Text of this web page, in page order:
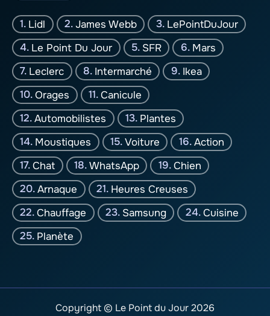
Lidl James Webb
LePointDuJour
Le Point Du Jour
SFR
Mars
Leclerc
Intermarché
Ikea
Orages
Canicule
Automobilistes
Plantes
Moustiques
Voiture
Action
Chat
WhatsApp
Chien
Arnaque
Heures Creuses
Chauffage
Samsung
Cuisine
Planète
Copyright © Le Point du Jour 2026